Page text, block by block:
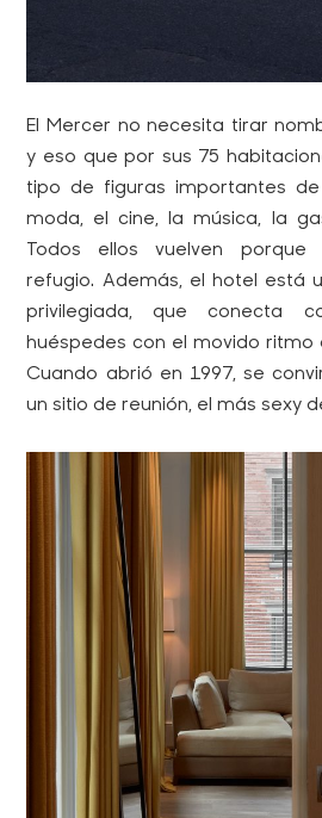
El Mercer no necesita tirar
y eso que por sus 75
tipo de figuras importantes
moda, el cine, la música, la
Todos ellos vuelven porque
refugio. Además, el hotel está
privilegiada, que conecta
huéspedes con el movido ritmo
Cuando abrió en 1997, se
un sitio de reunión, el más sexy